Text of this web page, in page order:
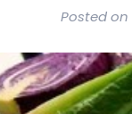
Posted on